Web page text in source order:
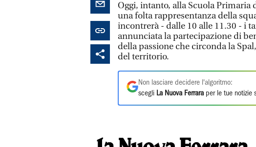
Oggi, intanto, alla Scuola Primaria
una folta rappresentanza della
incontrerà - dalle 10 alle 11.30 - i
annunciata la partecipazione di
della passione che circonda la
del territorio.
Non lasciare decidere l'algoritmo:
scegli La Nuova Ferrara per le tue notizie